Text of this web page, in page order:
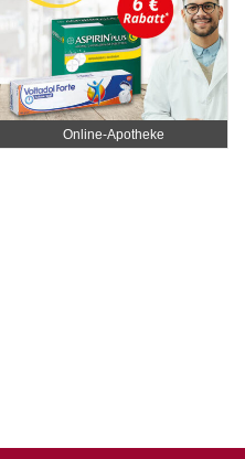
Online‑Apotheke